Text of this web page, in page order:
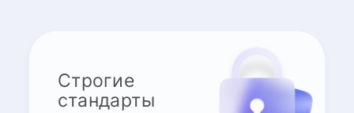
Строгие
стандарты